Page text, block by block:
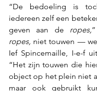
“De bedoeling is
iedereen zelf een
geven aan de ropes,
ropes, niet touwen —
Ief Spincemaille, I-e-f
“Het zijn touwen die
object op het plein niet
maar ook gebruikt